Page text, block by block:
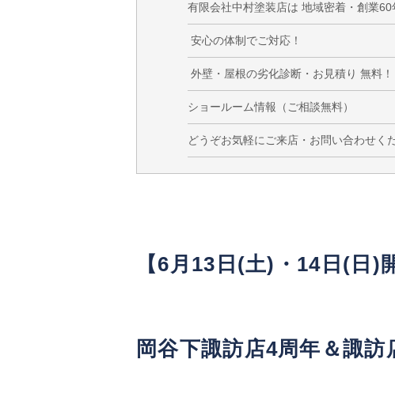
有限会社中村塗装店は 地域密着・創業60
安心の体制でご対応！
外壁・屋根の劣化診断・お見積り 無料！
ショールーム情報（ご相談無料）
どうぞお気軽にご来店・お問い合わせく
【6月13日(土)・14日(日
岡谷下諏訪店4周年＆諏訪